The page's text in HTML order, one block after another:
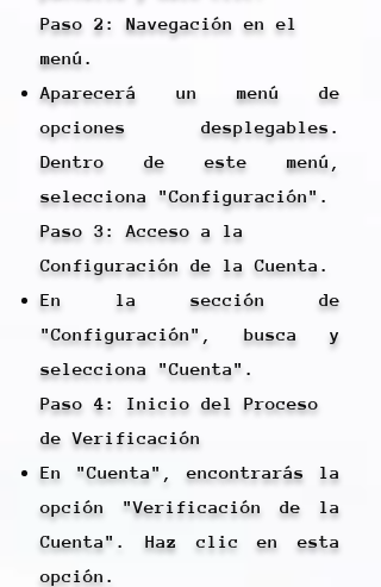
Paso 2: Navegación en el
menú.
Aparecerá un menú de
opciones desplegables.
Dentro de este menú,
selecciona "Configuración".
Paso 3: Acceso a la
Configuración de la Cuenta.
En la sección de
"Configuración", busca y
selecciona "Cuenta".
Paso 4: Inicio del Proceso
de Verificación
En "Cuenta", encontrarás la
opción "Verificación de la
Cuenta". Haz clic en esta
opción.